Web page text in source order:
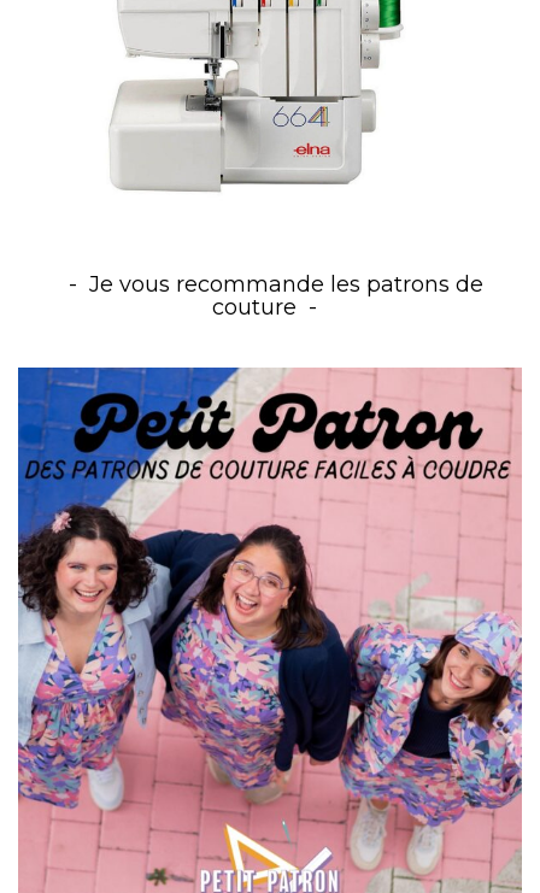
Je vous recommande les patrons de
couture